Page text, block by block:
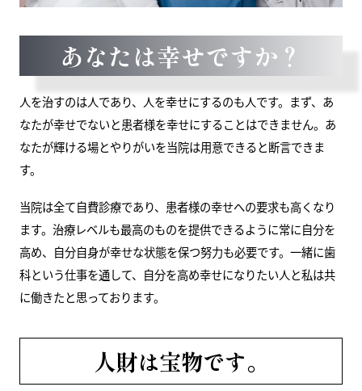
あなたは幸せですか？
人を治すのは人であり、人を幸せにするのも人です。まず、あ
なたが幸せでないと患者様を幸せにすることはできません。あ
なたが輝ける場とやりがいを当院は用意できると断言できま
す。
当院は全て自費診療であり、患者様の幸せへの要求も高くなり
ます。治療レベルも最高のものを提供できるように常に自分を
高め、自分自身が幸せな状態を保つ努力も必要です。一緒に歯
科という仕事を通して、自分を高め幸せになりたい人と私は共
に働きたと思っております。
人財は宝物です。